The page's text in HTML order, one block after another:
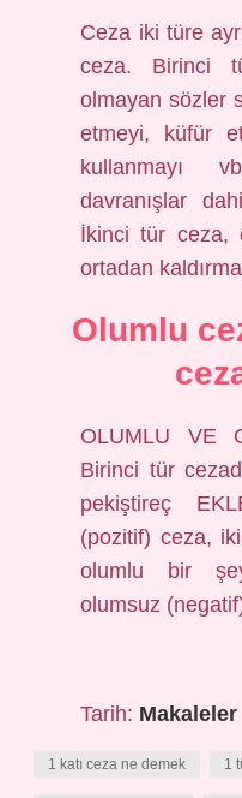
Ceza iki türe
ceza. Birinci
olmayan sözler
etmeyi, küfür
kullanmayı
davranışlar
İkinci tür ceza,
ortadan
Olumlu
OLUMLU VE
Birinci tür
pekiştireç
(pozitif) ceza,
olumlu bir
olumsuz
Tarih: Makaleler
1 katı ceza ne demek 1